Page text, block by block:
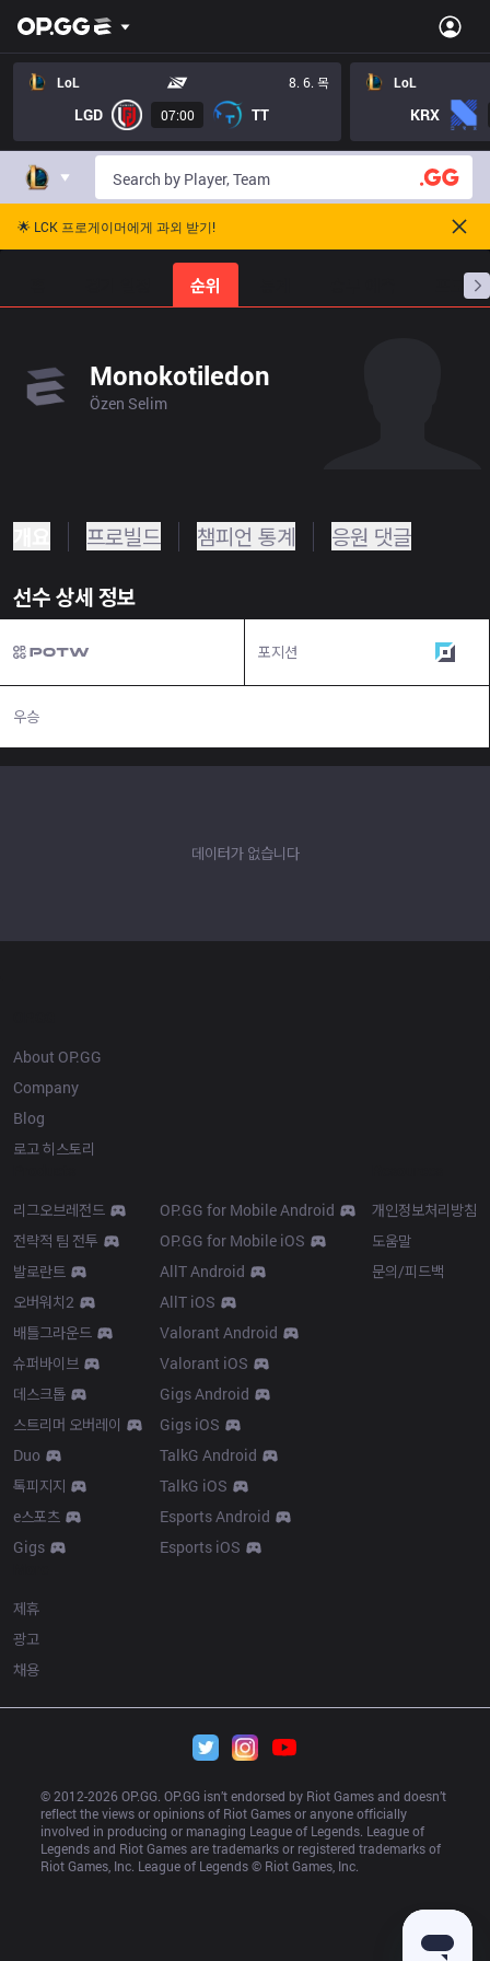
LoL 8. 6. 목
LGD 07:00 TT
LoL
KRX
🌟 LCK 프로게이머에게 과외 받기!
순위 프로빌
Monokotiledon
Özen Selim
프로빌드 챔피언 통계 응원 댓글
선수 상세 정보
포지션
우승
데이터가 없습니다
About OP.GG
Company
Blog
로고 히스토리
리그오브레전드
전략적 팀 전투
발로란트
오버워치2
배틀그라운드
슈퍼바이브
데스크톱
스트리머 오버레이
Duo
톡피지지
e스포츠
Gigs
OP.GG for Mobile Android
OP.GG for Mobile iOS
AllT Android
AllT iOS
Valorant Android
Valorant iOS
Gigs Android
Gigs iOS
TalkG Android
TalkG iOS
Esports Android
Esports iOS
개인정보처리방침
도움말
문의/피드백
제휴
광고
채용
© 2012-2026 OP.GG. OP.GG isn’t endorsed by Riot Games and doesn’t
reflect the views or opinions of Riot Games or anyone officially
involved in producing or managing League of Legends. League of
Legends and Riot Games are trademarks or registered trademarks of
Riot Games, Inc. League of Legends © Riot Games, Inc.